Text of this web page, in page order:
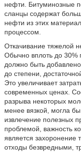
нефти. Битуминозные
сланцы содержат
нефти из этих
процессом.
Откачивание тяжелой
Обычно вплоть до 30%
должно быть
до степени,
Это увеличивает
современных ценах.
разрыва некоторых
менее вязкой, могла
извлечение полезных
проблемой, важность
является захоронение
отходы безвредными,